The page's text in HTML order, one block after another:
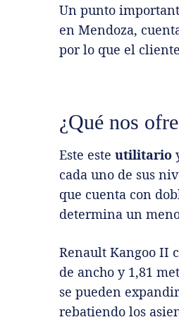
Un punto
en Mendoza,
por lo que el
¿Qué nos
Este este utilitario
cada uno de sus
que cuenta con
determina un
Renault Kangoo II
de ancho y 1,81
se pueden
rebatiendo los